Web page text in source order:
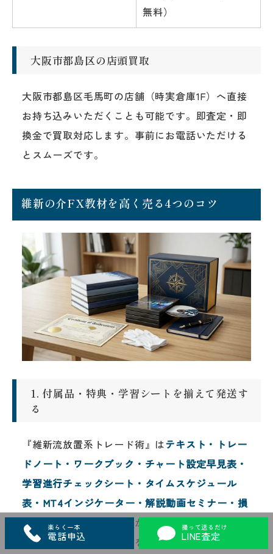
無料）
大阪市都島区の店頭買取
大阪市都島区毛馬町の店舗（時実倉庫1F）へ直接
お持ち込みいただくことも可能です。即査定・即
換金で買取対応します。事前にお電話いただける
とスムーズです。
維新の介FX教材を高く売る4つのコツ
1. 付属品・特典・学習シートを揃えて発送す
る
『維新流放置系トレード術』はテキスト・トレー
ドノート・ワークブック・チャート設定早見表・
学習進行チェックシート・タイムスケジュール
表・MT4インジケーター・解説動画セミナー・損
切り自動引き上げツールが揃っているほど高額査
定になります。箱の中身をすべて確認してから発
楽らく一本
電話申込
撮って送るだけ
LINE査定